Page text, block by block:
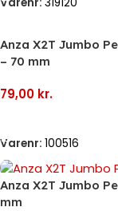
Varenr: 319120
Anza X2T Jumbo
– 70 mm
79,00 kr.
Varenr: 100516
Anza X2T Jumbo
mm